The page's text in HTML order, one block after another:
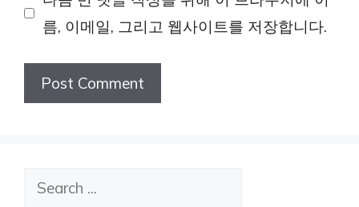
름, 이메일, 그리고 웹사이트를 저장합니다.
검